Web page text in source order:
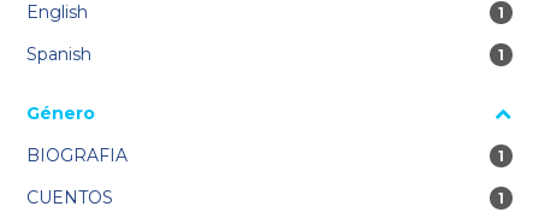
English
1
1
Spanish 1
1
Género
BIOGRAFIA
1
1
CUENTOS 1
1